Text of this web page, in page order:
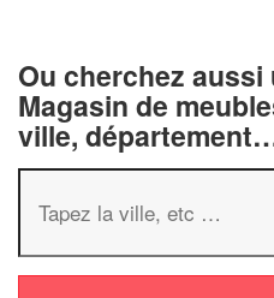
Ou cherchez
Magasin de
ville,